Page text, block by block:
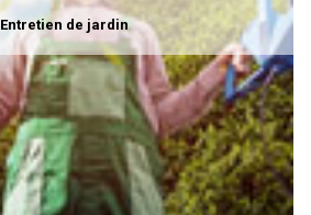
Entretien de jardin